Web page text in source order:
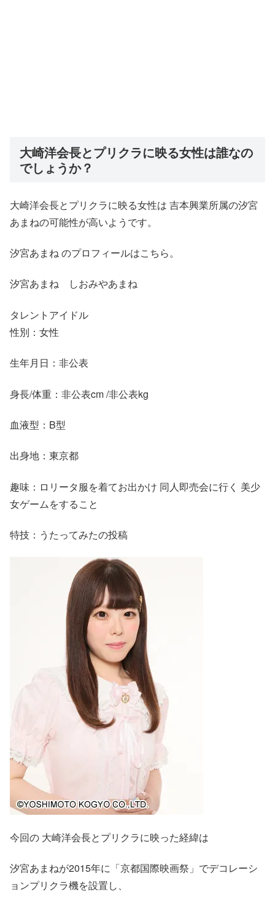
大崎洋会長とプリクラに映る女性は誰なの
でしょうか？
大崎洋会長とプリクラに映る女性は 吉本興業所属の汐宮
あまねの可能性が高いようです。
汐宮あまね のプロフィールはこちら。
汐宮あまね しおみやあまね
タレントアイドル
性別：女性
生年月日：非公表
身長/体重：非公表cm /非公表kg
血液型：B型
出身地：東京都
趣味：ロリータ服を着てお出かけ 同人即売会に行く 美少
女ゲームをすること
特技：うたってみたの投稿
今回の 大崎洋会長とプリクラに映った経緯は
汐宮あまねが2015年に「京都国際映画祭」でデコレーシ
ョンプリクラ機を設置し、